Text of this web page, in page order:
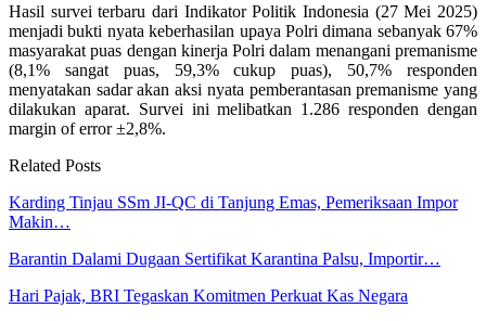
Hasil survei terbaru dari Indikator Politik Indonesia (27 Mei 2025)
menjadi bukti nyata keberhasilan upaya Polri dimana sebanyak 67%
masyarakat puas dengan kinerja Polri dalam menangani premanisme
(8,1% sangat puas, 59,3% cukup puas), 50,7% responden
menyatakan sadar akan aksi nyata pemberantasan premanisme yang
dilakukan aparat. Survei ini melibatkan 1.286 responden dengan
margin of error ±2,8%.
Related Posts
Karding Tinjau SSm JI-QC di Tanjung Emas, Pemeriksaan Impor
Makin…
Barantin Dalami Dugaan Sertifikat Karantina Palsu, Importir…
Hari Pajak, BRI Tegaskan Komitmen Perkuat Kas Negara